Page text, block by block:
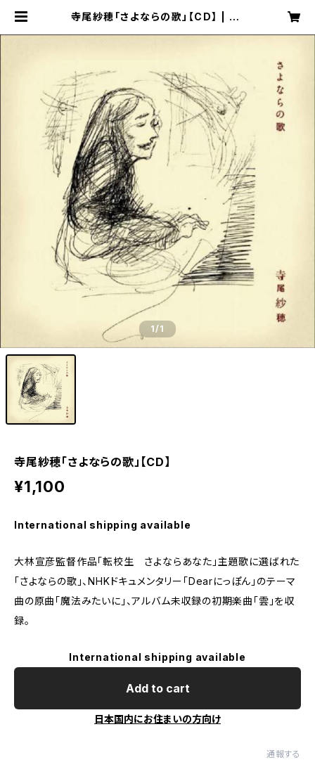
寺尾紗穂「さよならの歌」【CD】 | sa
1/1
寺尾紗穂「さよならの歌」【CD】
¥1,100
International shipping available
大林宣彦監督作品「転校生 さよならあなた」主題歌に選ばれた
「さよならの歌」、NHKドキュメンタリー「Dearにっぽん」のテーマ
曲の原曲「魔法みたいに」、アルバム未収録の初期楽曲「雲」を収
録。
International shipping available
Add to cart
日本国内にお住まいの方向け
通報する